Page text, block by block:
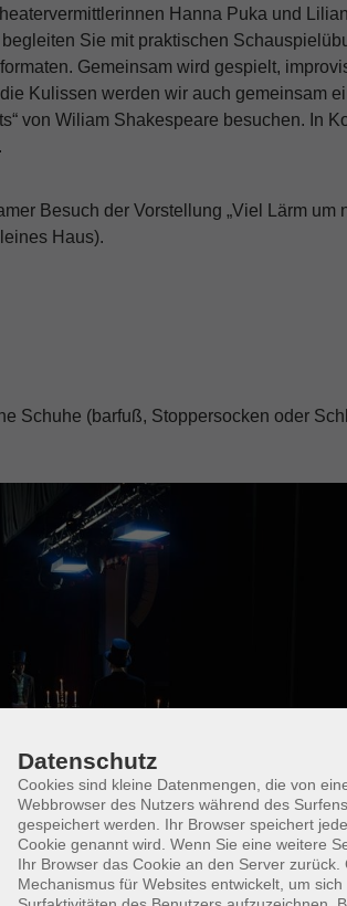
Hanna Puka und
Sie mit praktischen
Gemeinsam wird gespielt,
Kulissen werden wir auch gemeinsam
von Wiliam Shakespeare besuchen. In
Besuch der Vorstellung „Viel Lärm um
Haus).
Schuhe (barfuß, Stoppersocken oder
Datenschutz
Cookies sind kleine Datenmengen, die von
Webbrowser des Nutzers während des
gespeichert werden. Ihr Browser speichert
Cookie genannt wird. Wenn Sie eine weitere
Ihr Browser das Cookie an den Server
Mechanismus für Websites entwickelt, um